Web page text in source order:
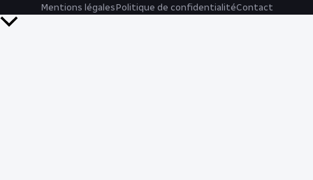
Mentions légalesPolitique de confidentialitéContact